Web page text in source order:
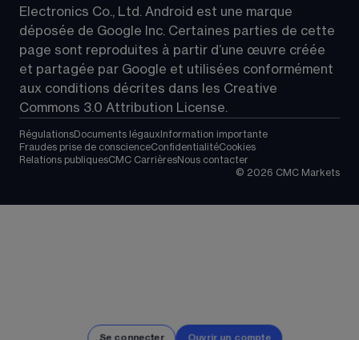
Se connecter Ouvrir un compte
Electronics Co., Ltd. Android est une marque
déposée de Google Inc. Certaines parties de cette
page sont reproduites à partir d’une œuvre créée
et partagée par Google et utilisées conformément
aux conditions décrites dans les Creative
Commons 3.0 Attribution License.
RégulationsDocuments légaux Information importante
Fraudes prise de conscienceConfidentialitéCookies
Relations publiquesCMC CarrièresNous contacter
© 2026 CMC Markets